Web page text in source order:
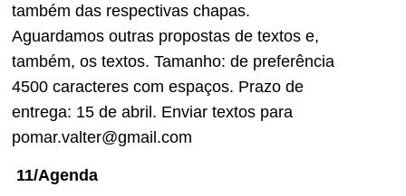
também das respectivas chapas.
Aguardamos outras propostas de textos e,
também, os textos. Tamanho: de preferência
4500 caracteres com espaços. Prazo de
entrega: 15 de abril. Enviar textos para
pomar.valter@gmail.com
11/Agenda